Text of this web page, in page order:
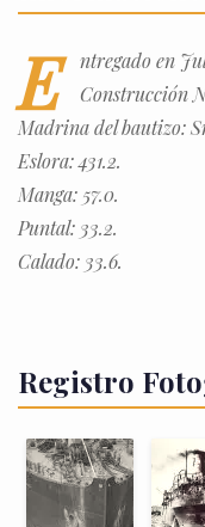
E
ntregado en
Construcción
Madrina del bautizo:
Eslora: 431.2.
Manga: 57.0.
Puntal: 33.2.
Calado: 33.6.
Registro